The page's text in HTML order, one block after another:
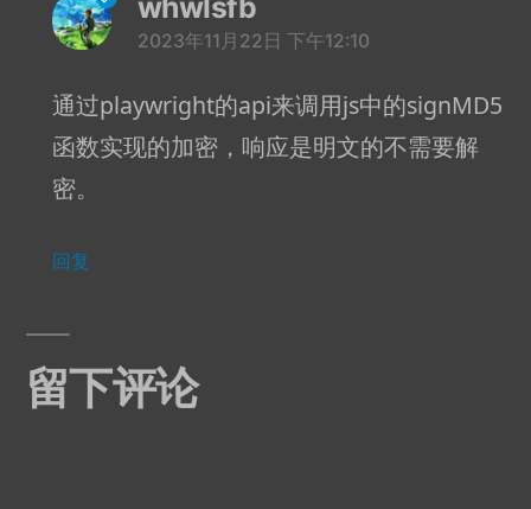
whwlsfb
说：
2023年11月22日 下午12:10
通过playwright的api来调用js中的signMD5
函数实现的加密，响应是明文的不需要解
密。
回复
留下评论